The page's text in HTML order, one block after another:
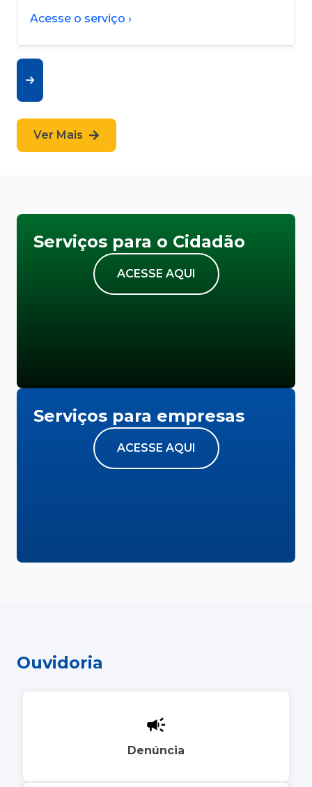
Acesse o serviço ›
Ver Mais
Serviços para o Cidadão
ACESSE AQUI
Serviços para empresas
ACESSE AQUI
Ouvidoria
Denúncia